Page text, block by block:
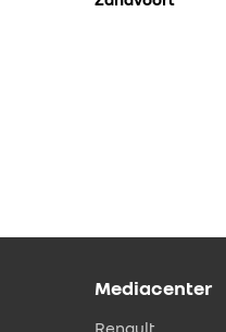
Mediacenter
Renault